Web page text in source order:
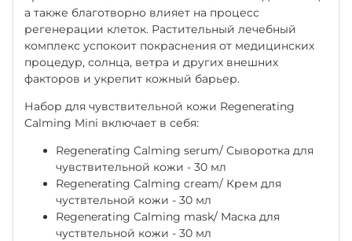
а также благотворно влияет на процесс
регенерации клеток. Растительный лечебный
комплекс успокоит покраснения от медицинских
процедур, солнца, ветра и других внешних
факторов и укрепит кожный барьер.
Набор для чувствительной кожи Regenerating
Calming Mini включает в себя:
Regenerating Calming serum/ Сыворотка для
чувствительной кожи - 30 мл
Regenerating Calming cream/ Крем для
чуствтельной кожи - 30 мл
Regenerating Calming mask/ Маска для
чуствтельной кожи - 30 мл